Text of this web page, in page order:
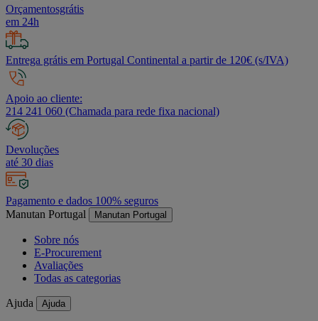
Orçamentosgrátis
em 24h
Entrega grátis em Portugal Continental a partir de 120€ (s/IVA)
Apoio ao cliente:
214 241 060 (Chamada para rede fixa nacional)
Devoluções
até 30 dias
Pagamento e dados 100% seguros
Manutan Portugal
Manutan Portugal
Sobre nós
E-Procurement
Avaliações
Todas as categorias
Ajuda Ajuda